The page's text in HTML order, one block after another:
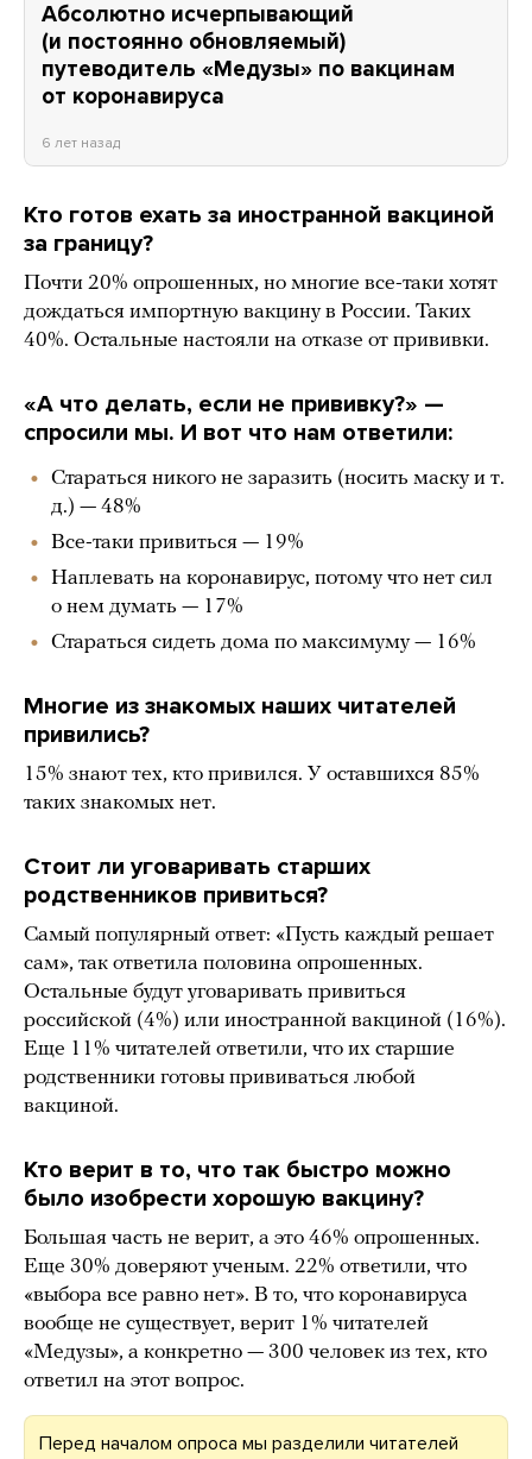
Абсолютно исчерпывающий
(и постоянно обновляемый)
путеводитель «Медузы» по вакцинам
от коронавируса
6 лет назад
Кто готов ехать за иностранной вакциной
за границу?
Почти 20% опрошенных, но многие все-таки хотят
дождаться импортную вакцину в России. Таких
40%. Остальные настояли на отказе от прививки.
«А что делать, если не прививку?» —
спросили мы. И вот что нам ответили:
Стараться никого не заразить (носить маску и т.
д.) — 48%
Все-таки привиться — 19%
Наплевать на коронавирус, потому что нет сил
о нем думать — 17%
Стараться сидеть дома по максимуму — 16%
Многие из знакомых наших читателей
привились?
15% знают тех, кто привился. У оставшихся 85%
таких знакомых нет.
Стоит ли уговаривать старших
родственников привиться?
Самый популярный ответ: «Пусть каждый решает
сам», так ответила половина опрошенных.
Остальные будут уговаривать привиться
российской (4%) или иностранной вакциной (16%).
Еще 11% читателей ответили, что их старшие
родственники готовы прививаться любой
вакциной.
Кто верит в то, что так быстро можно
было изобрести хорошую вакцину?
Большая часть не верит, а это 46% опрошенных.
Еще 30% доверяют ученым. 22% ответили, что
«выбора все равно нет». В то, что коронавируса
вообще не существует, верит 1% читателей
«Медузы», а конкретно — 300 человек из тех, кто
ответил на этот вопрос.
Перед началом опроса мы разделили читателей